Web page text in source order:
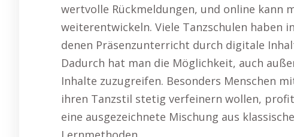
wertvolle Rückmeldungen, und online kann
weiterentwickeln. Viele Tanzschulen haben
denen Präsenzunterricht durch digitale
Dadurch hat man die Möglichkeit, auch
Inhalte zuzugreifen. Besonders Menschen
ihren Tanzstil stetig verfeinern wollen,
eine ausgezeichnete Mischung aus